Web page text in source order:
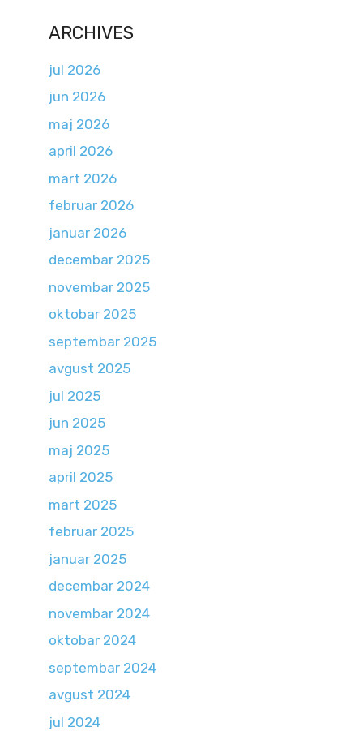
ARCHIVES
jul 2026
jun 2026
maj 2026
april 2026
mart 2026
februar 2026
januar 2026
decembar 2025
novembar 2025
oktobar 2025
septembar 2025
avgust 2025
jul 2025
jun 2025
maj 2025
april 2025
mart 2025
februar 2025
januar 2025
decembar 2024
novembar 2024
oktobar 2024
septembar 2024
avgust 2024
jul 2024